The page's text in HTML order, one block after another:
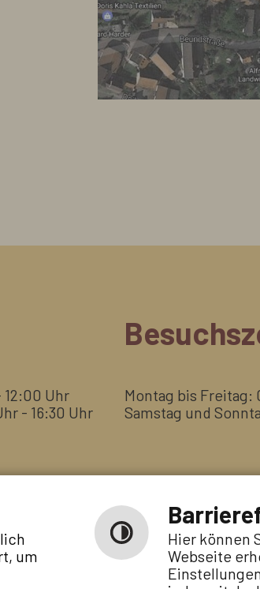
Uhr
- 16:30 Uhr
Montag bis Freitag:
Samstag und
um
Hier können
Webseite